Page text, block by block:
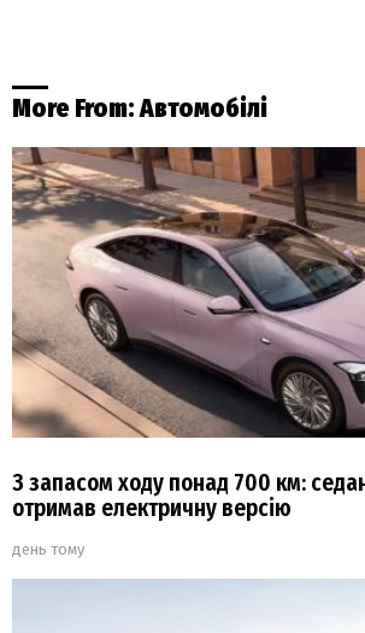
More From:Автомобілі
З запасом ходу понад 700 км:
отримав електричну версію
день тому